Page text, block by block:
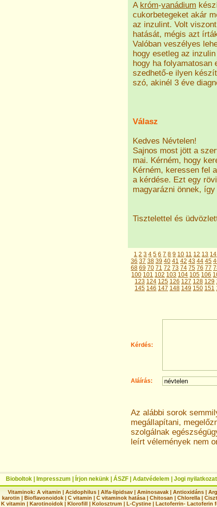
A króm-vanádium
cukorbetegeket akár
az inzulint. Volt
hatását, mégis azt
Valóban veszélyes
hogy esetleg az
hogy ha
szedhető-e ilyen
szó, akinél 3 éve
Válasz
Kedves Névtelen!
Sajnos most jött a
mai. Kérném, hogy
Kérném, keressen fel
a kérdése. Ezt egy
magyarázni önnek,
Tisztelettel és
1 2 3 4 5 6 7 8 9 10 11 12 13 14
36 37 38 39 40 41 42 43 44 45
68 69 70 71 72 73 74 75 76 77
100 101 102 103 104 105 106
123 124 125 126 127 128 129
145 146 147 148 149 150 151
Kérdés:
Aláírás:
Az alábbi sorok
megállapítani,
szolgálnak
leírt vélemények nem
Bioboltok Impresszum Írjon nekünk ÁSZF Adatvédelem Jogi nyilatkozat
Vitaminok: A vitamin |Acidophilus |Alfa-lipidsav |Aminosavak |Antioxidáns |
karotin | Bioflavonoidok | C vitamin | C vitaminok hatása | Chitosan | Chlorella |
K vitamin | Karotinoidok | Klorofill | Kolosztrum | L-Cystine | Lactoferrin- Lactoferin